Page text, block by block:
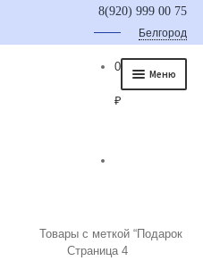
8(920) 999 00 75
Белгород
Меню
0
₽
Товары с меткой “Подарок
Страница 4